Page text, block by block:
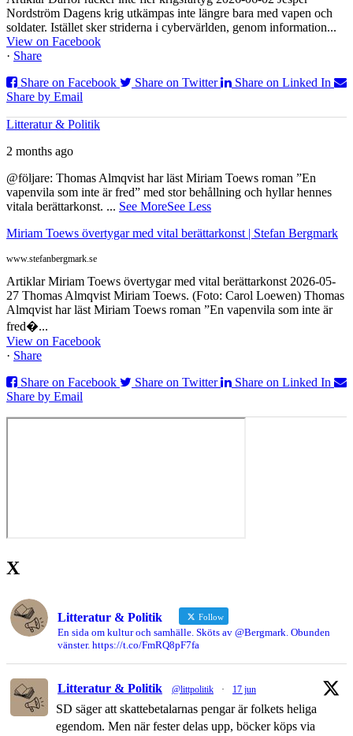
Nordström Dagens krig utkämpas inte längre bara med vapen och
soldater. Istället sker striderna i cybervärlden, genom information...
View on Facebook
· Share
Share on Facebook
Share on Twitter
Share on Linked In
Share by Email
Litteratur & Politik
2 months ago
@följare: Thomas Almqvist har läst Miriam Toews roman ”En
vapenvila som inte är fred” med stor behållning och hyllar hennes
vitala berättarkonst. ... See MoreSee Less
Miriam Toews övertygar med vital berättarkonst | Stefan Bergmark
www.stefanbergmark.se
Artiklar Miriam Toews övertygar med vital berättarkonst 2026-05-
27 Thomas Almqvist Miriam Toews. (Foto: Carol Loewen) Thomas
Almqvist har läst Miriam Toews roman ”En vapenvila som inte är
fred�...
View on Facebook
· Share
Share on Facebook
Share on Twitter
Share on Linked In
Share by Email
X
Litteratur & Politik Follow
En sida om kultur och samhälle. Sköts av @Bergmark. Obunden
vänster. https://t.co/FmRQ8pF7fa
Litteratur & Politik @littpolitik · 17 jun
SD säger att skattebetalarnas pengar är folkets heliga
egendom. Men när fester delas upp, böcker köps via